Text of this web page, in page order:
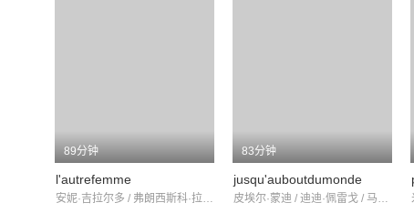
89分钟
l'autrefemme
安妮·吉拉尔多 / 弗朗西斯科·拉瓦尔 / 阿莉达·瓦利
83分钟
jusqu'auboutdumonde
皮埃尔·蒙迪 / 迪迪·佩雷戈 / 马里耶托